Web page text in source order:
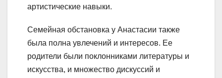
артистические навыки.
Семейная обстановка у Анастасии также
была полна увлечений и интересов. Ее
родители были поклонниками литературы и
искусства, и множество дискуссий и